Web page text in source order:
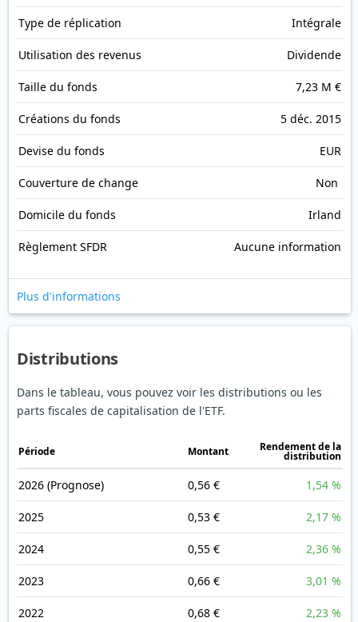
Type de réplication Intégrale
Utilisation des revenus Dividende
Taille du fonds 7,23 M €
Créations du fonds 5 déc. 2015
Devise du fonds EUR
Couverture de change Non
Domicile du fonds Irland
Règlement SFDR Aucune information
Plus d'informations
Distributions
Dans le tableau, vous pouvez voir les distributions ou les
parts fiscales de capitalisation de l'ETF.
Période Montant Rendement de la
distribution
2026 (Prognose) 0,56 € 1,54 %
2025 0,53 € 2,17 %
2024 0,55 € 2,36 %
2023 0,66 € 3,01 %
2022 0,68 € 2,23 %